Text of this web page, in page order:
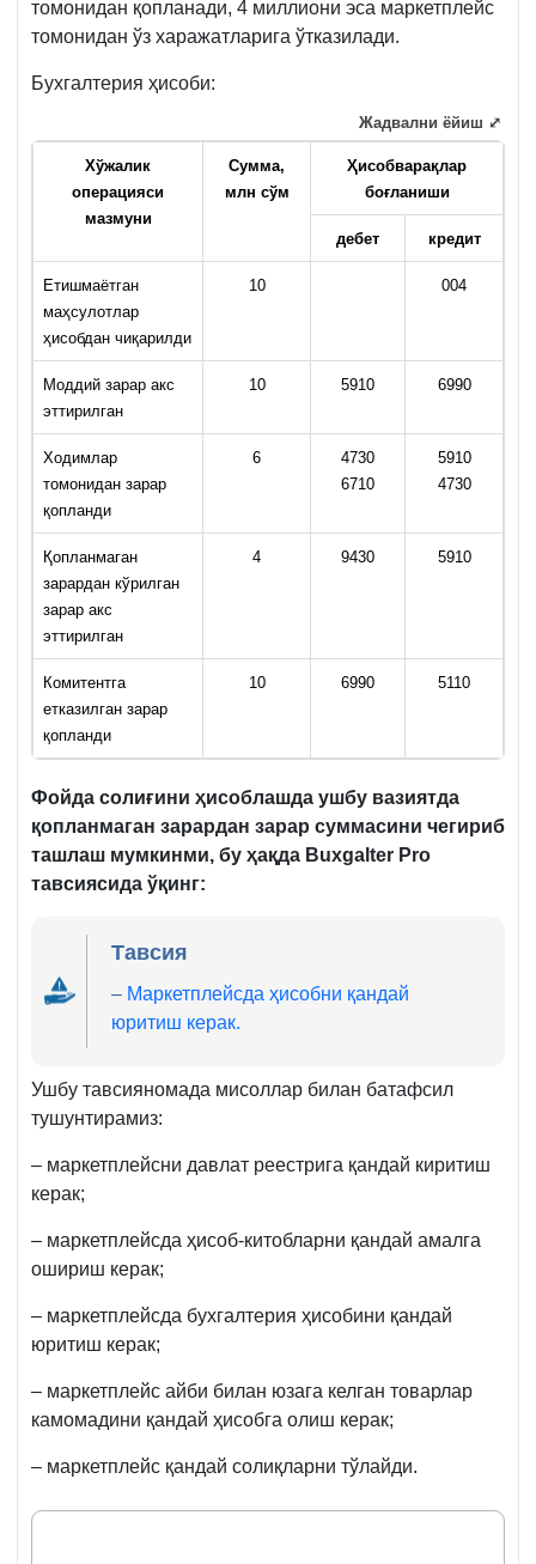
томонидан қопланади, 4 миллиони эса маркетплейс
томонидан ўз харажатларига ўтказилади.
Бухгалтерия ҳисоби:
Хўжалик
операцияси
мазмуни
Сумма,
млн сўм
Ҳисобварақлар
боғланиши
дебет кредит
Етишмаётган
маҳсулотлар
ҳисобдан чиқарилди
10 004
Моддий зарар акс
эттирилган
10 5910 6990
Ходимлар
томонидан зарар
қопланди
6
4730
6710
5910
4730
Қопланмаган
зарардан кўрилган
зарар акс
эттирилган
4 9430 5910
Комитентга
етказилган зарар
қопланди
10 6990 5110
Жадвални ёйиш ⤢
Фойда солиғини ҳисоблашда ушбу вазиятда
қопланмаган зарардан зарар суммасини чегириб
ташлаш мумкинми, бу ҳақда Buxgalter Pro
тавсиясида ўқинг:
Тавсия
– Маркетплейсда ҳисобни қандай
юритиш керак.
Ушбу тавсияномада мисоллар билан батафсил
тушунтирамиз:
– маркетплейсни давлат реестрига қандай киритиш
керак;
– маркетплейсда ҳисоб-китобларни қандай амалга
ошириш керак;
– маркетплейсда бухгалтерия ҳисобини қандай
юритиш керак;
– маркетплейс айби билан юзага келган товарлар
камомадини қандай ҳисобга олиш керак;
– маркетплейс қандай солиқларни тўлайди.